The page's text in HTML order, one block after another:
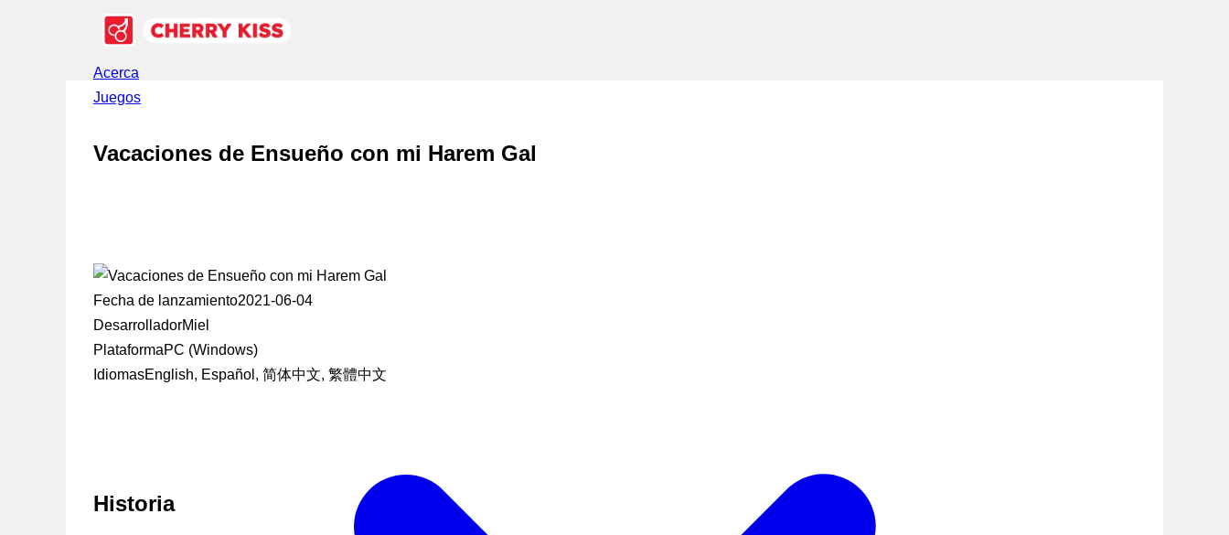
Acerca
Juegos
Vacaciones de Ensueño con mi Harem Gal
Fecha de lanzamiento2021-06-04
DesarrolladorMiel
PlataformaPC (Windows)
IdiomasEnglish, Español, 简体中文, 繁體中文
Historia